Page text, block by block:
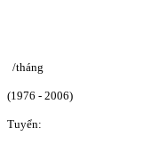
/tháng
(1976 - 2006)
Tuyển: